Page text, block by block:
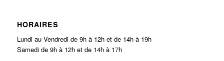
HORAIRES
Lundi au Vendredi de 9h à 12h et de 14h à 19h
Samedi de 9h à 12h et de 14h à 17h